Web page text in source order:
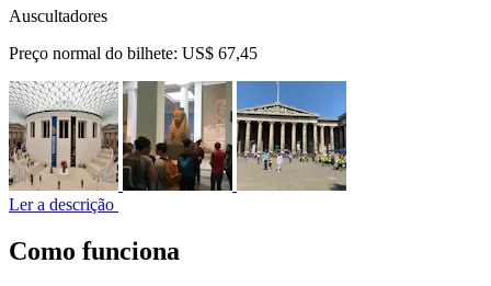
Auscultadores
Preço normal do bilhete: US$ 67,45
Ler a descrição
Como funciona